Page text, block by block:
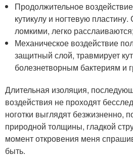
Продолжительное
кутикулу и ногтевую
ломкими, легко расслаиваются;
Механическое воздействие
защитный слой, травмирует
болезнетворным бактериям и
Длительная изоляция,
воздействия не проходят
ноготки выглядят безжизненно,
природной толщины, гладкой
момент откровения меня
быть.